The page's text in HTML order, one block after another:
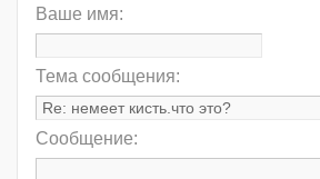
Ваше имя:
Тема сообщения:
Сообщение: